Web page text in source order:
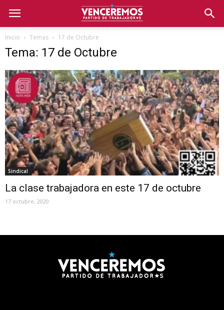
Inicio Temas 17 de Octubre
Tema: 17 de Octubre
Sindical
La clase trabajadora en este 17 de octubre
17 octubre, 2020